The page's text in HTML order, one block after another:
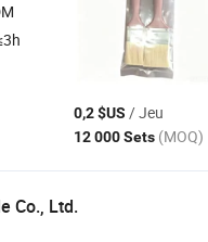
0,2 $US / Jeu
12 000 Sets (MOQ)
Co., Ltd.